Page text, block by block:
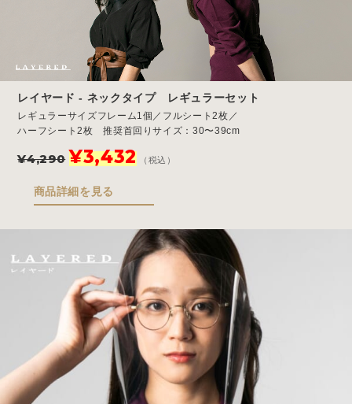
レイヤード - ネックタイプ レギュラーセット
レギュラーサイズフレーム1個／フルシート2枚／
ハーフシート2枚 推奨首回りサイズ：30〜39cm
¥4,290
元
の
価
格
は
で
し
た。
¥3,432現
在
価
格
は
¥3,432
で
す。
（税込）
商品詳細を見る